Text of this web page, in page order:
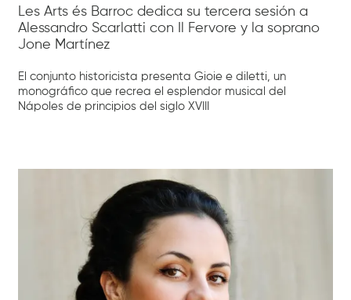
Les Arts és Barroc dedica su tercera sesión a
Alessandro Scarlatti con Il Fervore y la soprano
Jone Martínez
El conjunto historicista presenta Gioie e diletti, un
monográfico que recrea el esplendor musical del
Nápoles de principios del siglo XVIII